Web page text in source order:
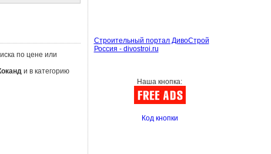
по цене или
и в категорию
Строительный портал ДивоСтрой
Россия - divostroi.ru
Наша кнопка:
Код кнопки